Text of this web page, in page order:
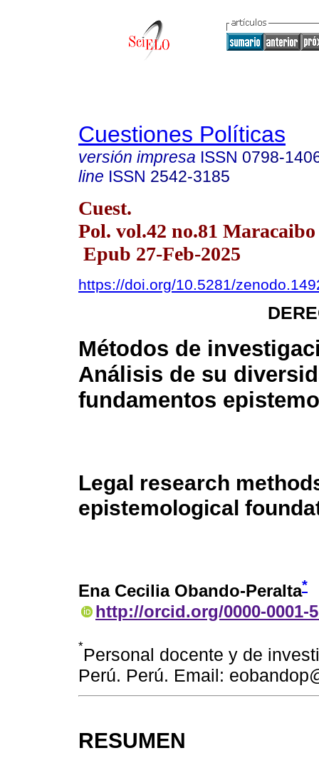
Cuestiones Políticas
versión impresa ISSN 0798-
line ISSN 2542-3185
Cuest.
Pol. vol.42 no.81
Epub 27-Feb-2025
https://doi.org/10.5281/
Métodos de
Análisis de su
fundamentos
Legal research
epistemological
Ena Cecilia Obando-Peralta*
http://orcid.org/0000-0001-
*Personal docente y de
Perú. Perú. Email:
RESUMEN